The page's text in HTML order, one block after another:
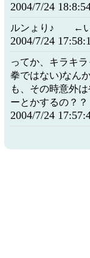
2004/7/24
ルンょり♪ ←い
2004/7/24
ってか、キラキ
拳ではない)なん
も、その時意外
ーとかするの？？
2004/7/24